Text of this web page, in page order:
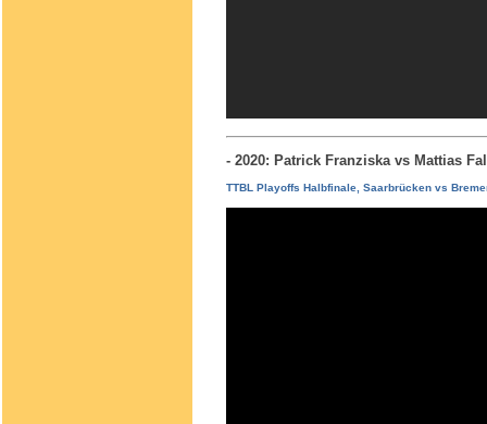
- 2020: Patrick Franziska vs Mattias
TTBL Playoffs Halbfinale, Saarbrücken vs